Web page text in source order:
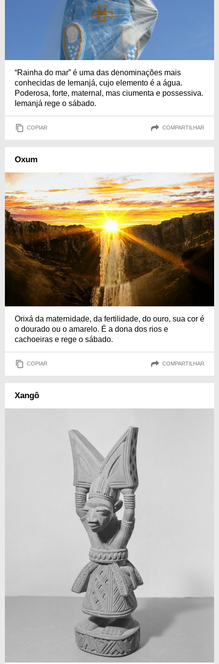
“Rainha do mar” é uma das denominações mais
conhecidas de Iemanjá, cujo elemento é a água.
Poderosa, forte, maternal, mas ciumenta e possessiva.
Iemanjá rege o sábado.
COPIAR COMPARTILHAR
Oxum
Orixá da maternidade, da fertilidade, do ouro, sua cor é
o dourado ou o amarelo. É a dona dos rios e
cachoeiras e rege o sábado.
COPIAR COMPARTILHAR
Xangô